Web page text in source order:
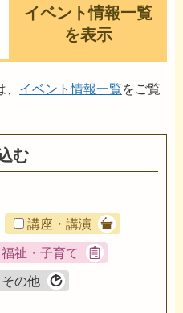
イベント情報一覧
を表示
イベント情報一覧をご覧
む
講座・講演
祉・子育て
その他